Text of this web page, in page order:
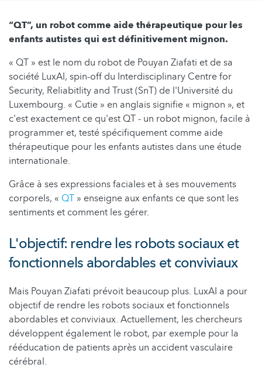
“QT”, un robot comme aide thérapeutique pour les
enfants autistes qui est définitivement mignon.
« QT » est le nom du robot de Pouyan Ziafati et de sa
société LuxAI, spin-off du Interdisciplinary Centre for
Security, Reliabitlity and Trust (SnT) de l'Université du
Luxembourg. « Cutie » en anglais signifie « mignon », et
c'est exactement ce qu'est QT - un robot mignon, facile à
programmer et, testé spécifiquement comme aide
thérapeutique pour les enfants autistes dans une étude
internationale.
Grâce à ses expressions faciales et à ses mouvements
corporels, « QT » enseigne aux enfants ce que sont les
sentiments et comment les gérer.
L'objectif: rendre les robots sociaux et
fonctionnels abordables et conviviaux
Mais Pouyan Ziafati prévoit beaucoup plus. LuxAI a pour
objectif de rendre les robots sociaux et fonctionnels
abordables et conviviaux. Actuellement, les chercheurs
développent également le robot, par exemple pour la
rééducation de patients après un accident vasculaire
cérébral.